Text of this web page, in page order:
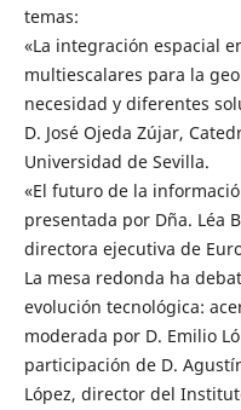
temas:
«La integración espacial
multiescalares para la
necesidad y diferentes
D. José Ojeda Zújar,
Universidad de Sevilla.
«El futuro de la
presentada por Dña. Léa
directora ejecutiva de
La mesa redonda ha
evolución tecnológica:
moderada por D. Emilio
participación de D.
López, director del